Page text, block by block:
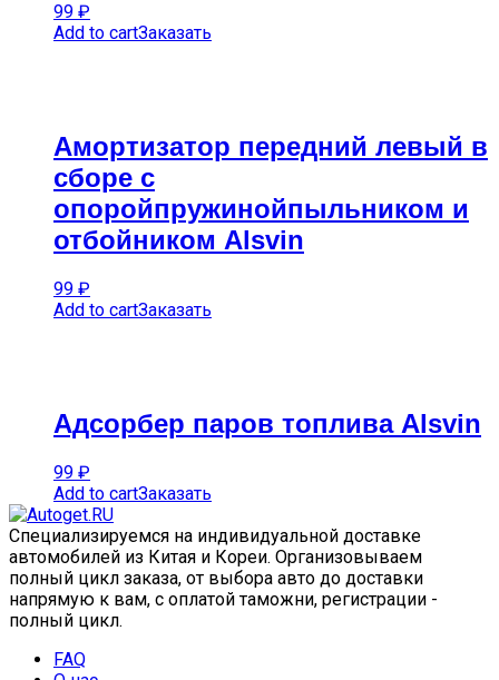
99 ₽
Add to cartЗаказать
Амортизатор передний левый в
сборе с
опоройпружинойпыльником и
отбойником Alsvin
99 ₽
Add to cartЗаказать
Адсорбер паров топлива Alsvin
99 ₽
Add to cartЗаказать
Специализируемся на индивидуальной доставке
автомобилей из Китая и Кореи. Организовываем
полный цикл заказа, от выбора авто до доставки
напрямую к вам, с оплатой таможни, регистрации -
полный цикл.
FAQ